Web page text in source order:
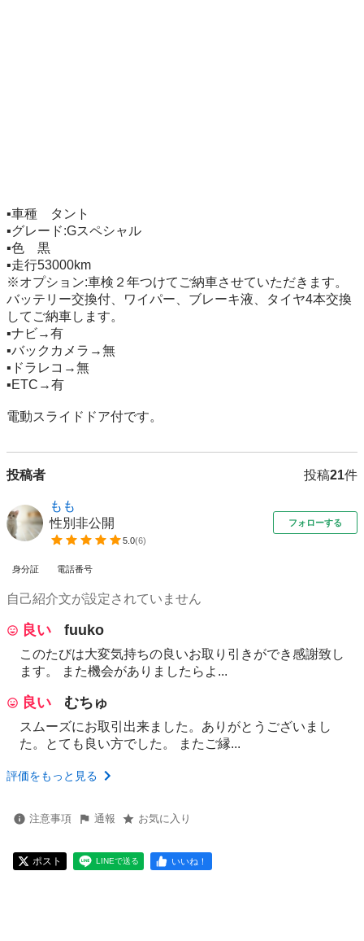
▪️車種　タント
▪️グレード:Gスペシャル
▪️色　黒
▪️走行53000km
※オプション:車検２年つけてご納車させていただきます。
バッテリー交換付、ワイパー、ブレーキ液、タイヤ4本交換
してご納車します。
▪️ナビ→有
▪️バックカメラ→無
▪️ドラレコ→無
▪️ETC→有
電動スライドドア付です。
投稿者 投稿21件
もも
性別非公開
5.0(6)
フォローする
身分証 電話番号
自己紹介文が設定されていません
良い fuuko
このたびは大変気持ちの良いお取り引きができ感謝致し
ます。 また機会がありましたらよ...
良い むちゅ
スムーズにお取引出来ました。ありがとうございまし
た。とても良い方でした。 またご縁...
評価をもっと見る
注意事項 通報 お気に入り
ポスト LINEで送る いいね！